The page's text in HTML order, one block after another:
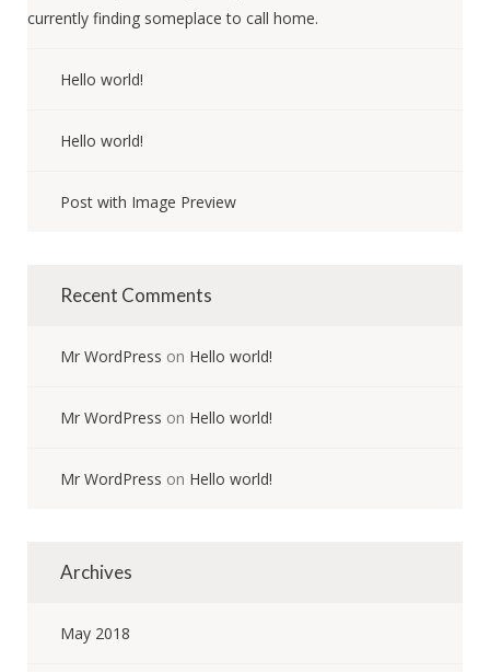
currently finding someplace to call home.
Hello world!
Hello world!
Post with Image Preview
Recent Comments
Mr WordPress on Hello world!
Mr WordPress on Hello world!
Mr WordPress on Hello world!
Archives
May 2018